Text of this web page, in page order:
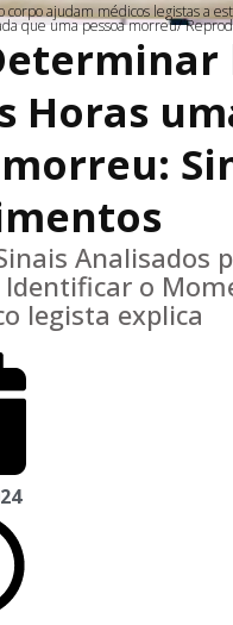
corpo ajudam médicos legistas a
que uma pessoa morreu/
Horas
Analisados
Identificar o
legista explica